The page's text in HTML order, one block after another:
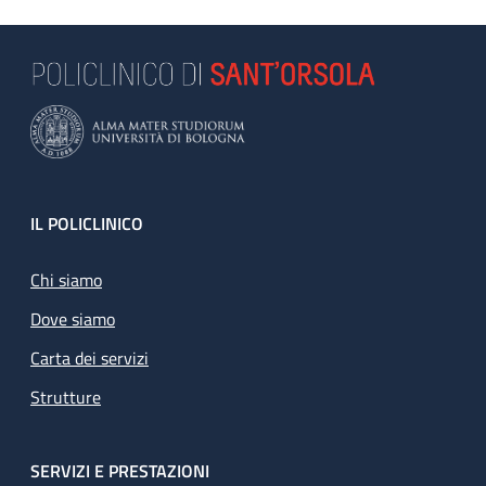
Footer
IL POLICLINICO
Chi siamo
Dove siamo
Carta dei servizi
Strutture
SERVIZI E PRESTAZIONI